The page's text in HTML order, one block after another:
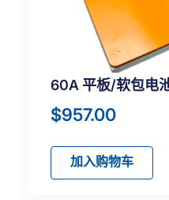
60A 平板/软包电
$957.00
加入购物车